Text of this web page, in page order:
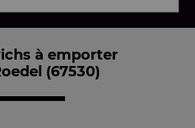
à emporter
(67530)